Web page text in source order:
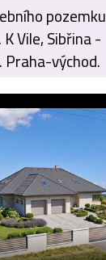
pozemku
Vile, Sibřina -
Praha-východ.